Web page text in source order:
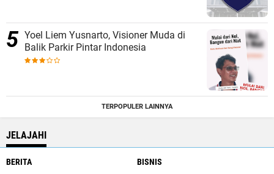
Yoel Liem Yusnarto, Visioner Muda di
Balik Parkir Pintar Indonesia
TERPOPULER LAINNYA
JELAJAHI
BERITA
BISNIS